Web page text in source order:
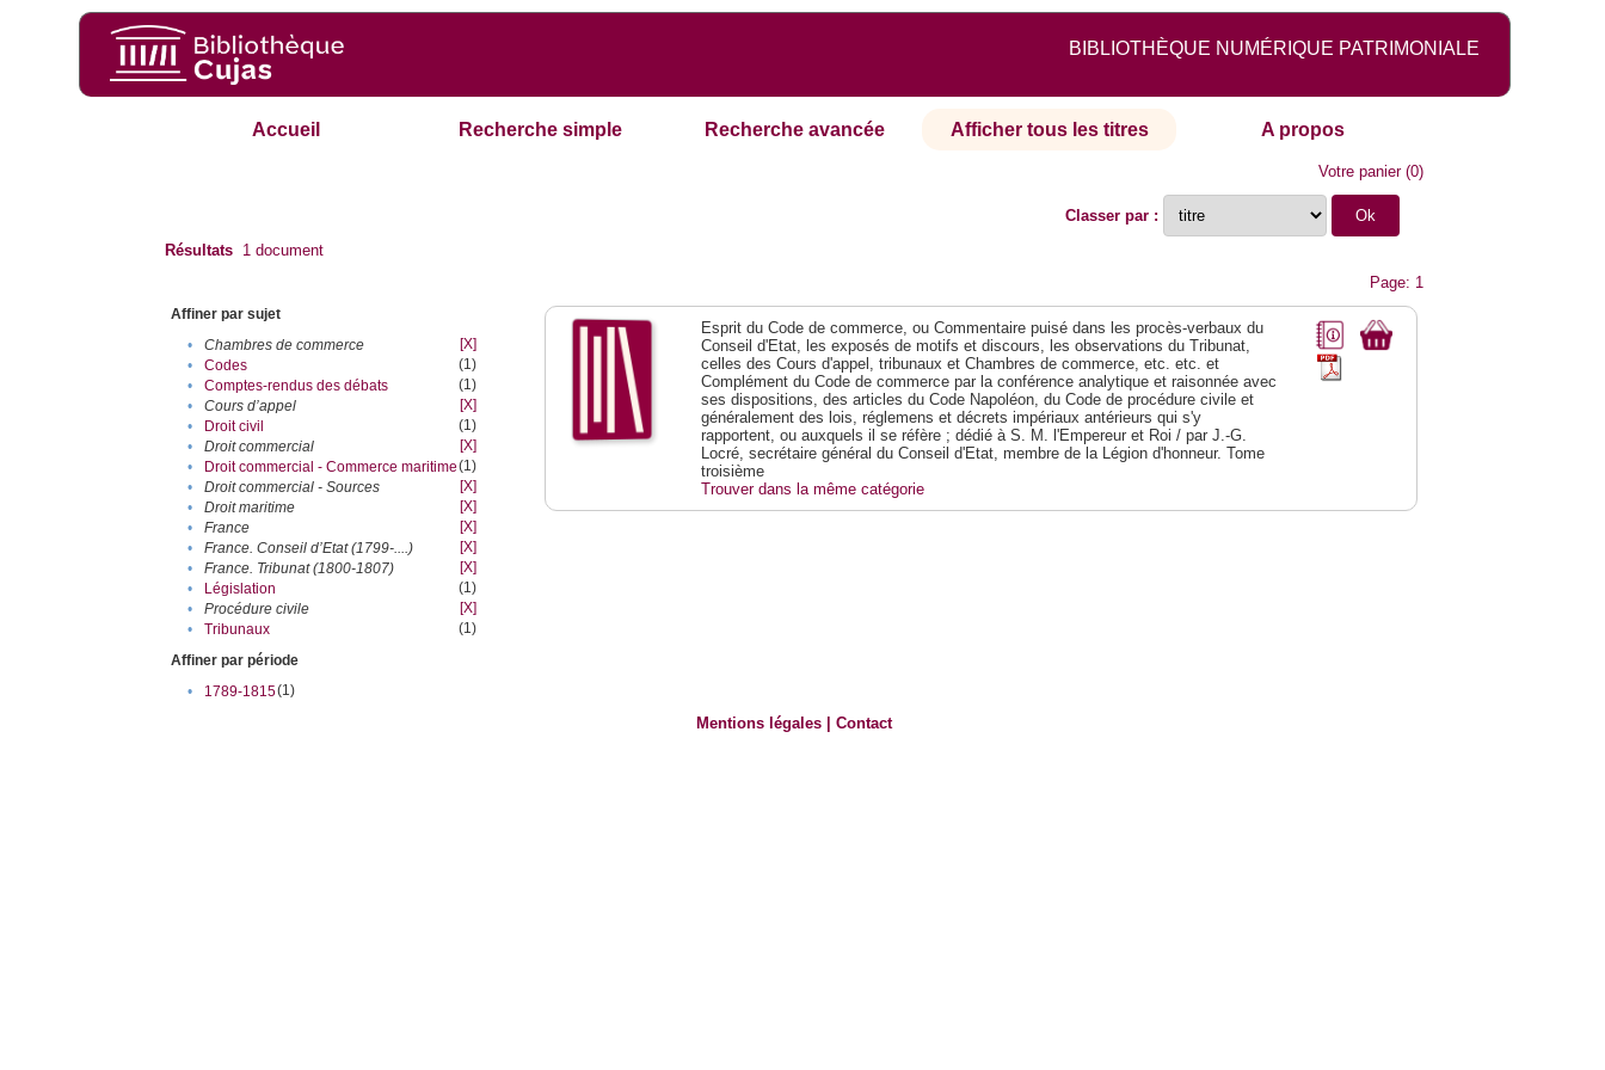
BIBLIOTHÈQUE NUMÉRIQUE PATRIMONIALE
Accueil Recherche simple Recherche avancée Afficher tous les titres A propos
Votre panier(0)
Classer par :
Résultats 1 document
Page: 1
Affiner par sujet
•
Chambres de commerce
[X]
•
Codes
(1)
•
Comptes-rendus des débats
(1)
•
Cours d’appel
[X]
•
Droit civil
(1)
•
Droit commercial
[X]
•
Droit commercial - Commerce maritime(1)
•
Droit commercial - Sources
[X]
•
Droit maritime
[X]
•
France
[X]
•
France. Conseil d’Etat (1799-....)
[X]
•
France. Tribunat (1800-1807)
[X]
•
Législation
(1)
•
Procédure civile
[X]
•
Tribunaux
(1)
Affiner par période
•
1789-1815(1)
Esprit du Code de commerce, ou Commentaire puisé dans les procès-verbaux du
Conseil d'Etat, les exposés de motifs et discours, les observations du Tribunat,
celles des Cours d'appel, tribunaux et Chambres de commerce, etc. etc. et
Complément du Code de commerce par la conférence analytique et raisonnée avec
ses dispositions, des articles du Code Napoléon, du Code de procédure civile et
généralement des lois, réglemens et décrets impériaux antérieurs qui s'y
rapportent, ou auxquels il se réfère ; dédié à S. M. l'Empereur et Roi / par J.-G.
Locré, secrétaire général du Conseil d'Etat, membre de la Légion d'honneur. Tome
troisième
Trouver dans la même catégorie
Mentions légales |Contact